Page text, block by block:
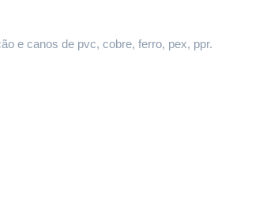
e canos de pvc, cobre, ferro, pex, ppr.